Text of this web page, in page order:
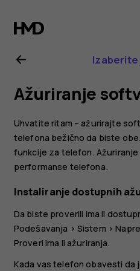
Uputstvo
za
korisnike
telefona
Nokia
G21
Izaberite
Ažuriranje
Uhvatite ritam – ažurirajte
telefona bežično da biste
funkcije za telefon.
performanse telefona.
Instaliranje dostupnih
Da biste proverili ima li
Podešavanja > Sistem >
Proveri ima li ažuriranja.
Kada vas telefon obavesti da